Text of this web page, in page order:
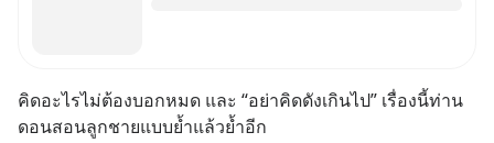
คิดอะไรไม่ต้องบอกหมด และ “อย่าคิดดังเกินไป” เรื่องนี้ท่าน
ดอนสอนลูกชายแบบย้ำแล้วย้ำอีก